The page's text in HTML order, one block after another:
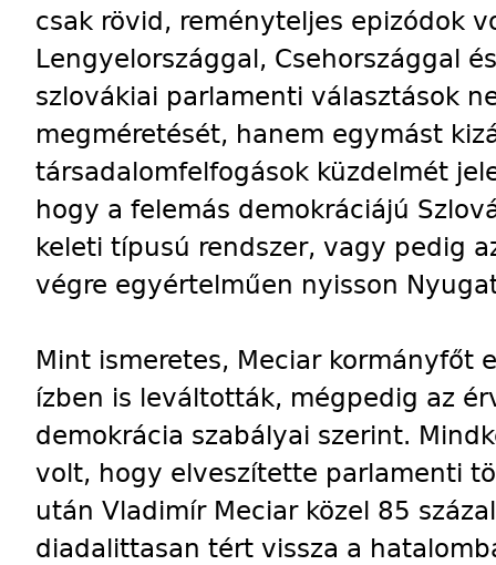
csak rövid, reményteljes epizódok
Lengyelországgal, Csehországgal
szlovákiai parlamenti választások
megméretését, hanem egymást
társadalomfelfogások küzdelmét
hogy a felemás demokráciájú
keleti típusú rendszer, vagy pedig
végre egyértelműen nyisson
Mint ismeretes, Meciar kormányfőt
ízben is leváltották, mégpedig az
demokrácia szabályai szerint.
volt, hogy elveszítette parlamenti
után Vladimír Meciar közel 85
diadalittasan tért vissza a